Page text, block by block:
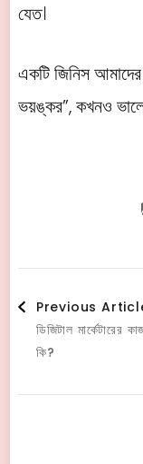
যেত।
একটি জিনিস
ভয়ঙ্কর”, কখনও
Post
Previous
ডিজিটাল মার্কেটারের
কি?